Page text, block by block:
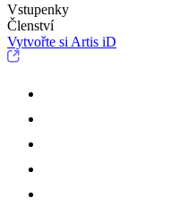
Vstupenky
Členství
Vytvořte si Artis iD